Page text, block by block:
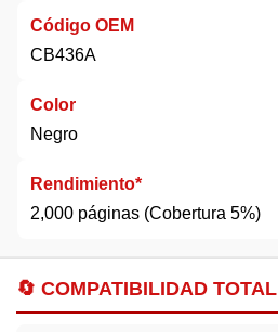
Código OEM
CB436A
Color
Negro
Rendimiento*
2,000 páginas (Cobertura 5%)
🔄 COMPATIBILIDAD TOTAL